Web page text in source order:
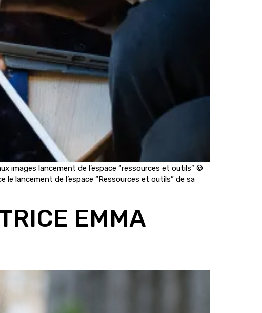
images lancement de l’espace “ressources et outils” ©
le lancement de l’espace “Ressources et outils” de sa
EMMA